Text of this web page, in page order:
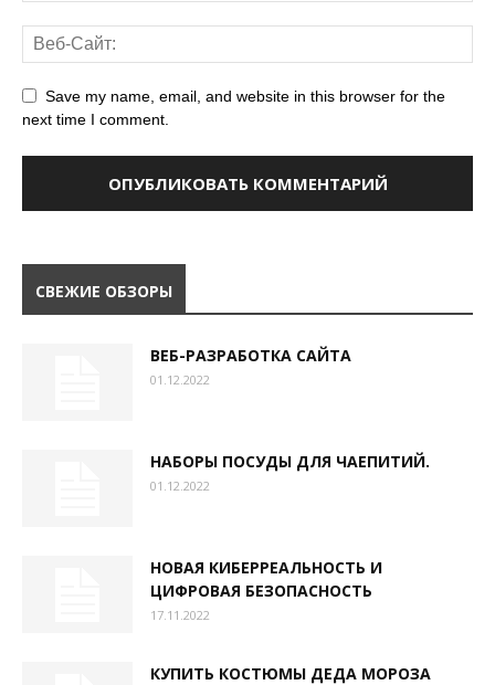
Save my name, email, and website in this browser for the
next time I comment.
СВЕЖИЕ ОБЗОРЫ
ВЕБ-РАЗРАБОТКА САЙТА
01.12.2022
НАБОРЫ ПОСУДЫ ДЛЯ ЧАЕПИТИЙ.
01.12.2022
НОВАЯ КИБЕРРЕАЛЬНОСТЬ И
ЦИФРОВАЯ БЕЗОПАСНОСТЬ
17.11.2022
КУПИТЬ КОСТЮМЫ ДЕДА МОРОЗА